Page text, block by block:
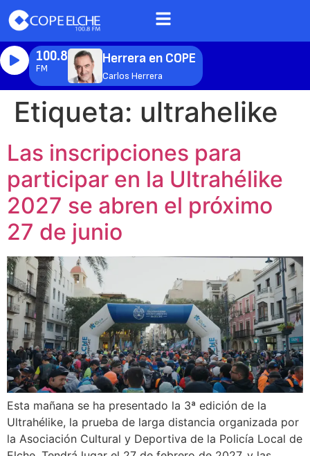
100.8
FM
Herrera en COPE
Carlos Herrera
Etiqueta: ultrahelike
Las inscripciones para
participar en la Ultrahélike
2027 se abren el próximo
27 de junio
Esta mañana se ha presentado la 3ª edición de la
Ultrahélike, la prueba de larga distancia organizada por
la Asociación Cultural y Deportiva de la Policía Local de